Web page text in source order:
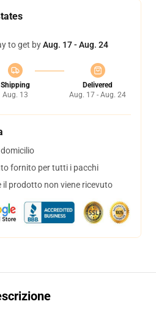
to get byAug. 17 - Aug. 24
Shipping
Aug. 13
Delivered
Aug. 17 - Aug. 24
fornito per tutti i pacchi
il prodotto non viene ricevuto